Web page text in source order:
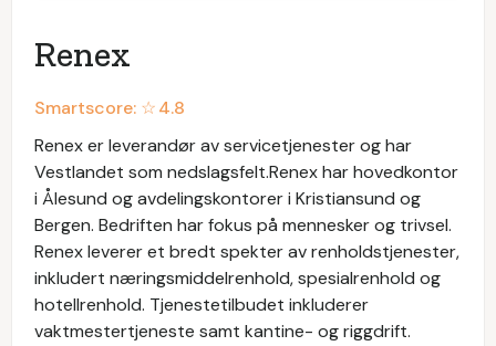
Renex
Smartscore: ☆4.8
Renex er leverandør av servicetjenester og har
Vestlandet som nedslagsfelt.Renex har hovedkontor
i Ålesund og avdelingskontorer i Kristiansund og
Bergen. Bedriften har fokus på mennesker og trivsel.
Renex leverer et bredt spekter av renholdstjenester,
inkludert næringsmiddelrenhold, spesialrenhold og
hotellrenhold. Tjenestetilbudet inkluderer
vaktmestertjeneste samt kantine- og riggdrift.